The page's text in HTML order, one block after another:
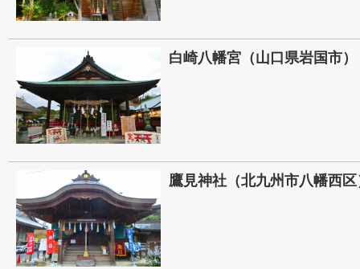
白崎八幡宮（山口県岩国市）
鷹見神社（北九州市八幡西区